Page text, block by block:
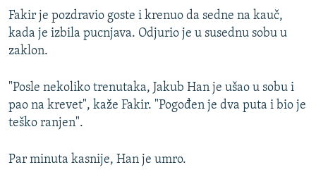
Fakir je pozdravio goste i krenuo da sedne na kauč,
kada je izbila pucnjava. Odjurio je u susednu sobu u
zaklon.
"Posle nekoliko trenutaka, Jakub Han je ušao u sobu i
pao na krevet", kaže Fakir. "Pogođen je dva puta i bio je
teško ranjen".
Par minuta kasnije, Han je umro.